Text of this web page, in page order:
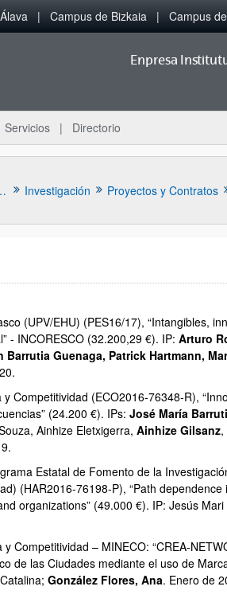
Campus de Bizkaia Campus
Enpresa
Servicios Directorio
a la Empresa Investigación Proyectos y Contratos
(UPV/EHU) (PES16/17), “Intangibles,
- INCORESCO (32.200,29 €). IP: Arturo
Guenaga, Patrick Hartmann,
Competitividad (ECO2016‐76348‐R),
(24.200 €). IPs: José María
Ainhize Eletxigerra, Ainhize Gilsanz,
Estatal de Fomento de la
(HAR2016-76198-P), “Path
organizations” (49.000 €). IP: Jesús Mari
Competitividad – MINECO: “CREA-
de las Ciudades mediante el uso de
González Flores, Ana. Enero de